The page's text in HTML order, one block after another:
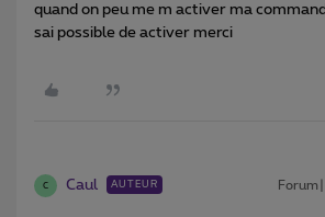
quand on peu me m activer ma
sai possible de activer merci
C Caul AUTEUR